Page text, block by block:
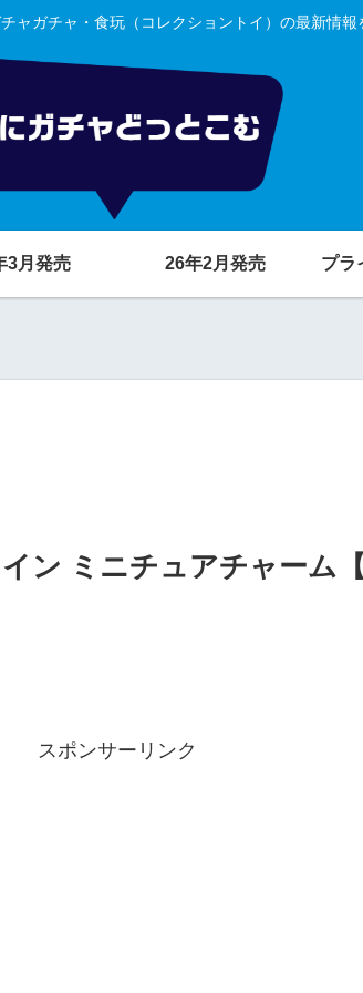
ャガチャ・食玩（コレクショントイ）の最新情報
3月発売 26年2月発売 プラ
ン ミニチュアチャーム
スポンサーリンク